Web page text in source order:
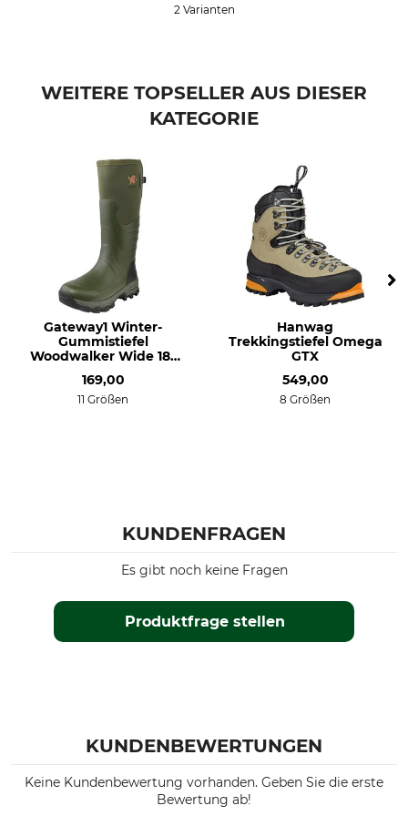
2 Varianten
WEITERE TOPSELLER AUS DIESER
KATEGORIE
Gateway1 Winter-
Gummistiefel
Woodwalker Wide 18''
169,00
11 Größen
Hanwag
Trekkingstiefel Omega
GTX
549,00
8 Größen
KUNDENFRAGEN
Produktfrage stellen
Es gibt noch keine Fragen
KUNDENBEWERTUNGEN
Keine Kundenbewertung vorhanden. Geben Sie die erste
Bewertung ab!